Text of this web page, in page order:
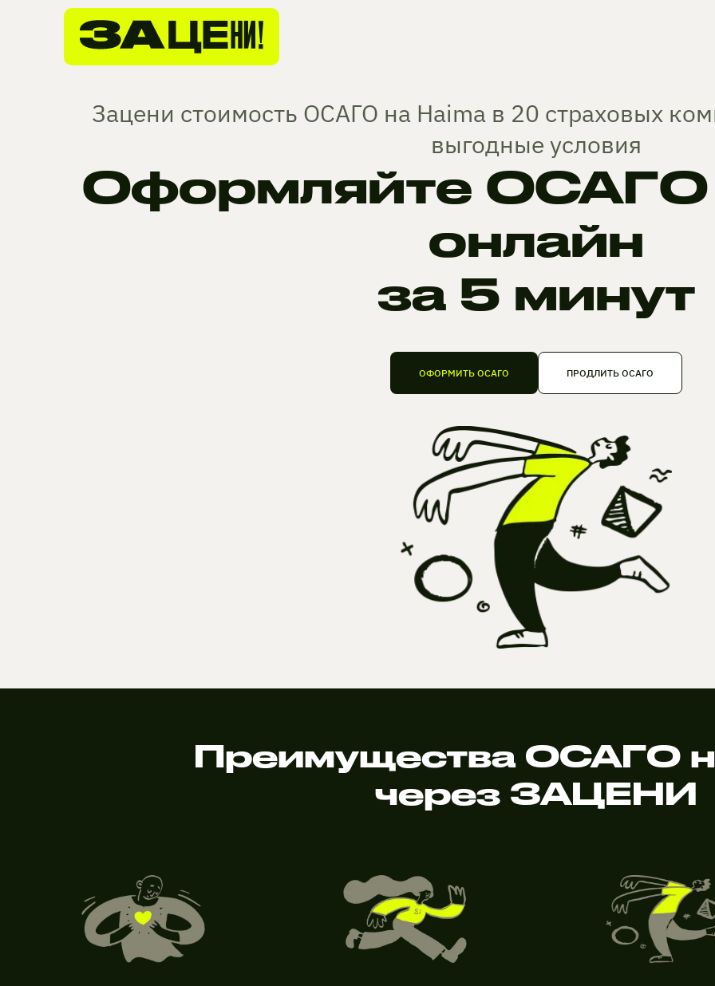
Зацени стоимость ОСАГО на Haima в 20 страховых
выгодные условия
Оформляйте ОСАГО
онлайн
за 5 минут
ОФОРМИТЬ ОСАГО ПРОДЛИТЬ ОСАГО
Преимущества ОСАГО
через ЗАЦЕНИ